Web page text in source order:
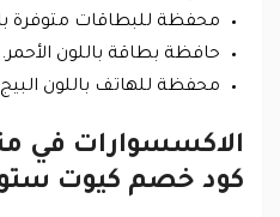
محفظة للبطاقات متوفرة
حافظة بطاقة باللون الأحمر.
محفظة للهاتف باللون
الاكسسوارات في
كود خصم كيوت